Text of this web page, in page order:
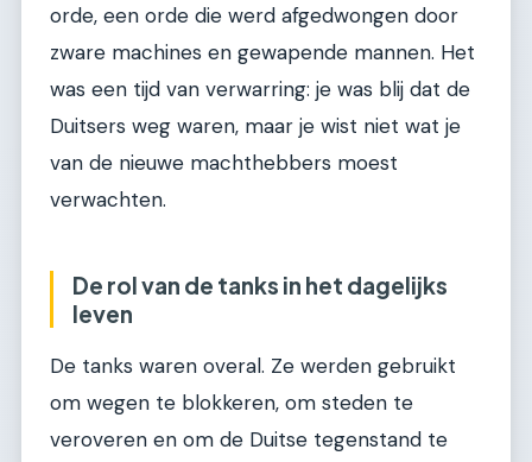
orde, een orde die werd afgedwongen door
zware machines en gewapende mannen. Het
was een tijd van verwarring: je was blij dat de
Duitsers weg waren, maar je wist niet wat je
van de nieuwe machthebbers moest
verwachten.
De rol van de tanks in het dagelijks
leven
De tanks waren overal. Ze werden gebruikt
om wegen te blokkeren, om steden te
veroveren en om de Duitse tegenstand te